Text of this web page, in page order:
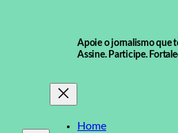
Apoie o jornalismo que
Assine. Participe.
Home